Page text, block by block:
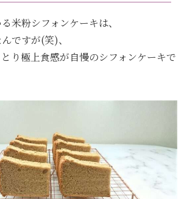
米粉シフォンケーキは、
ですが(笑)、
り極上食感が自慢のシフォンケーキで